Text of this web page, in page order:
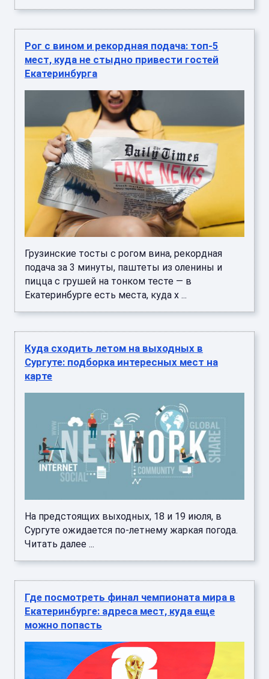
Рог с вином и рекордная подача: топ-5
мест, куда не стыдно привести гостей
Екатеринбурга
Грузинские тосты с рогом вина, рекордная
подача за 3 минуты, паштеты из оленины и
пицца с грушей на тонком тесте — в
Екатеринбурге есть места, куда х ...
Куда сходить летом на выходных в
Сургуте: подборка интересных мест на
карте
На предстоящих выходных, 18 и 19 июля, в
Сургуте ожидается по-летнему жаркая погода.
Читать далее ...
Где посмотреть финал чемпионата мира в
Екатеринбурге: адреса мест, куда еще
можно попасть